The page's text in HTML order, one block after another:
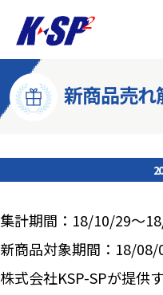
新商品売れ
集計期間：18/10/29～
新商品対象期間：18/
株式会社KSP-SPが提供